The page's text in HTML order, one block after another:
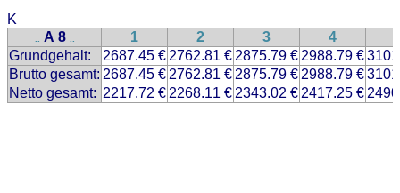
K
.. A 8 .. 1 2 3 4
Grundgehalt:
2687.45 € 2762.81 € 2875.79 € 2988.79 €
Brutto gesamt: 2687.45 € 2762.81 € 2875.79 € 2988.79 €
Netto gesamt: 2217.72 € 2268.11 € 2343.02 € 2417.25 €